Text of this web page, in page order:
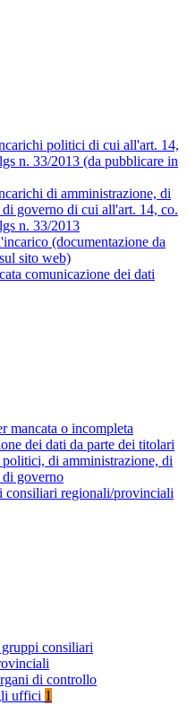
politici di cui all'art. 14,
n. 33/2013 (da pubblicare in
di amministrazione, di
governo di cui all'art. 14, co.
n. 33/2013
(documentazione da
sito web)
comunicazione dei dati
mancata o incompleta
dei dati da parte dei titolari
di amministrazione, di
governo
consiliari regionali/provinciali
consiliari
di controllo
uffici 1